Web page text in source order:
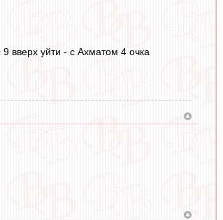
вверх уйти - с Ахматом 4 очка